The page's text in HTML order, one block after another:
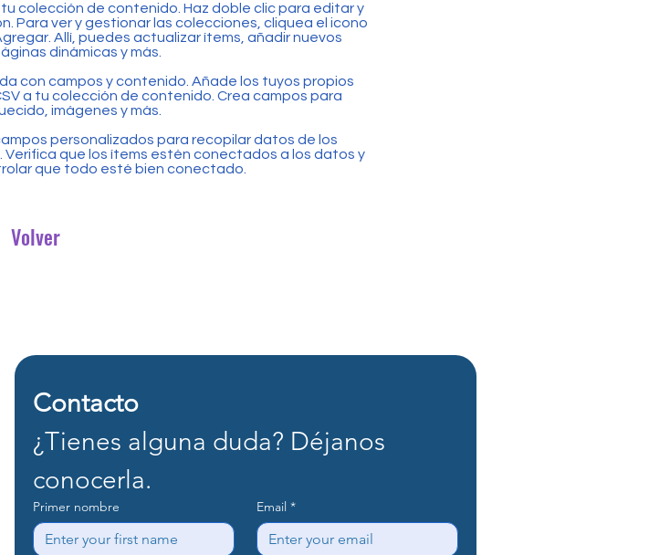
colección de contenido. Haz doble clic para editar y
Para ver y gestionar las colecciones, cliquea el icono
Allí, puedes actualizar ítems, añadir nuevos
dinámicas y más.
con campos y contenido. Añade los tuyos propios
a tu colección de contenido. Crea campos para
imágenes y más.
personalizados para recopilar datos de los
que los ítems estén conectados a los datos y
que todo esté bien conectado.
Volver
Contacto
¿Tienes alguna duda? Déjanos
conocerla.
Primer nombre Email *